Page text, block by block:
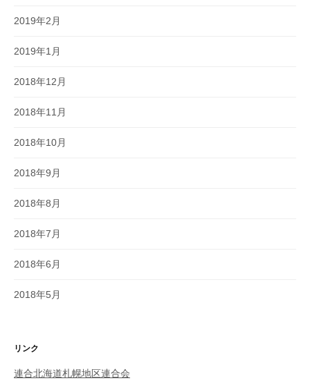
2019年2月
2019年1月
2018年12月
2018年11月
2018年10月
2018年9月
2018年8月
2018年7月
2018年6月
2018年5月
リンク
連合北海道札幌地区連合会